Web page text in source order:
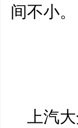
间不小。
上汽